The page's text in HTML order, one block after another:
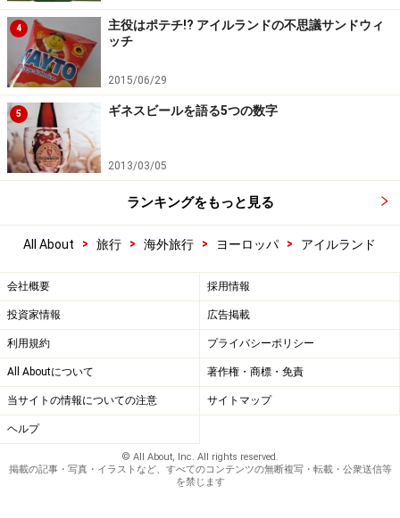
4
主役はポテチ!? アイルランドの不思議サンドウィ
ッチ
2015/06/29
5 ギネスビールを語る5つの数字
2013/03/05
ランキングをもっと見る
All About > 旅行 > 海外旅行 > ヨーロッパ > アイルランド
会社概要 採用情報
投資家情報 広告掲載
利用規約 プライバシーポリシー
All Aboutについて 著作権・商標・免責
当サイトの情報についての注意 サイトマップ
ヘルプ
© All About, Inc. All rights reserved.
掲載の記事・写真・イラストなど、すべてのコンテンツの無断複写・転載・公衆送信等
を禁じます